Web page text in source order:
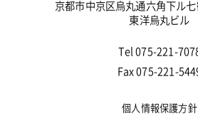
京都市中京区烏丸通六角下ル
東洋烏丸ビル
Tel 075-221-
Fax 075-221-
個人情報保護方針